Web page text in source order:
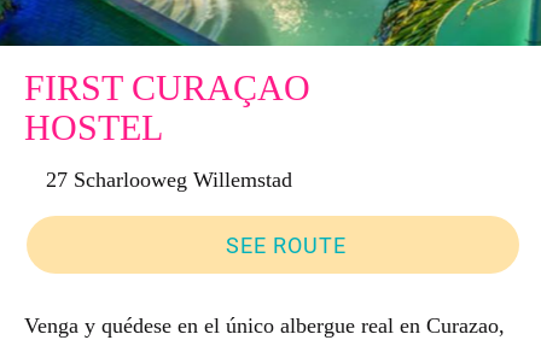
FIRST CURAÇAO
HOSTEL
27 Scharlooweg Willemstad
SEE ROUTE
Venga y quédese en el único albergue real en Curazao,